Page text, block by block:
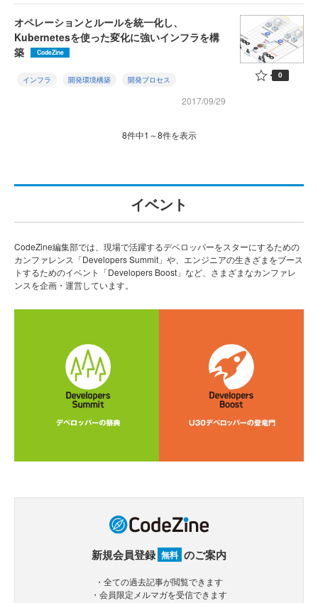
オペレーションとルールを統一化し、
Kubernetesを使った変化に強いインフラを構
築
CodeZine
インフラ 開発環境構築 開発プロセス
2017/09/29
0
8件中1～8件を表示
イベント
CodeZine編集部では、現場で活躍するデベロッパーをスターにするための
カンファレンス「Developers Summit」や、エンジニアの生きざまをブース
トするためのイベント「Developers Boost」など、さまざまなカンファレ
ンスを企画・運営しています。
新規会員登録 無料 のご案内
・全ての過去記事が閲覧できます
・会員限定メルマガを受信できます